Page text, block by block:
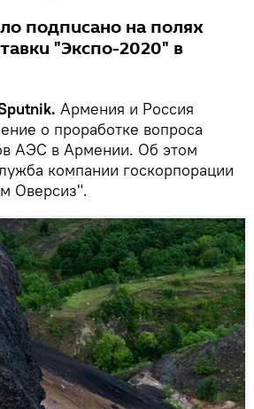
подписано на полях
"Экспо-2020" в
Армения и Россия
о проработке вопроса
АЭС в Армении. Об этом
компании госкорпорации
Оверсиз".